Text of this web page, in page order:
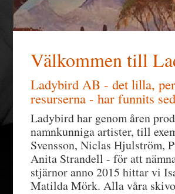
Välkommen till
Ladybird AB - det lilla,
resurserna - har funnits
Ladybird har genom åren
namnkunniga artister, till
Svensson, Niclas Hjulström,
Anita Strandell - för att
stjärnor anno 2015 hittar vi
Matilda Mörk. Alla våra